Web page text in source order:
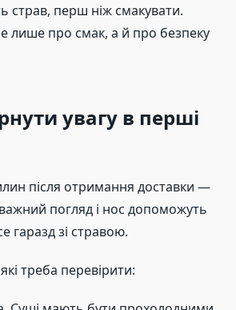
страв, перш ніж смакувати.
лише про смак, а й про безпеку
увагу в перші
після отримання доставки —
погляд і нос допоможуть
гаразд зі стравою.
треба перевірити: